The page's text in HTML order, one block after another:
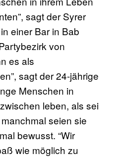
sagt der Syrer
einer Bar in Bab
von
es als
sagt der 24-jährige
Menschen in
leben, als sei
seien sie
bewusst. “Wir
wie möglich zu